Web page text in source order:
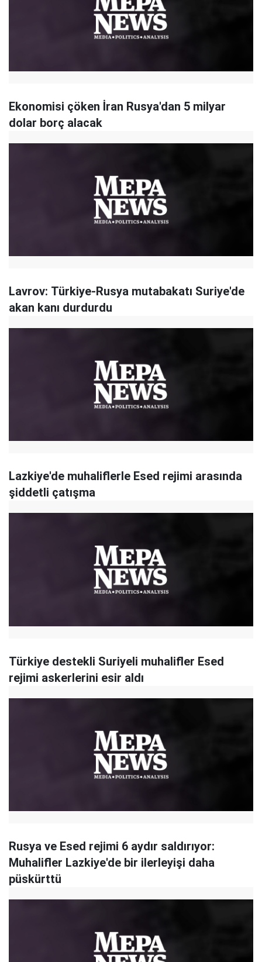
Ekonomisi çöken İran Rusya'dan 5 milyar
dolar borç alacak
Lavrov: Türkiye-Rusya mutabakatı Suriye'de
akan kanı durdurdu
Lazkiye'de muhaliflerle Esed rejimi arasında
şiddetli çatışma
Türkiye destekli Suriyeli muhalifler Esed
rejimi askerlerini esir aldı
Rusya ve Esed rejimi 6 aydır saldırıyor:
Muhalifler Lazkiye'de bir ilerleyişi daha
püskürttü